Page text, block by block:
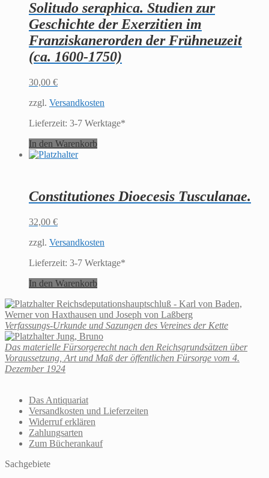
Solitudo seraphica. Studien zur
Geschichte der Exerzitien im
Franziskanerorden der Frühneuzeit
(ca. 1600-1750)
30,00 €
zzgl. Versandkosten
Lieferzeit: 3-7 Werktage*
In den Warenkorb
Constitutiones Dioecesis Tusculanae.
32,00 €
zzgl. Versandkosten
Lieferzeit: 3-7 Werktage*
In den Warenkorb
Reichsdeputationshauptschluß - Karl von Baden,
Werner von Haxthausen und Joseph von Laßberg
Verfassungs-Urkunde und Sazungen des Vereines der Kette
Jung, Bruno
Das materielle Fürsorgerecht nach den Reichsgrundsätzen über
Voraussetzung, Art und Maß der öffentlichen Fürsorge vom 4.
Dezember 1924
Das Antiquariat
Versandkosten und Lieferzeiten
Widerruf erklären
Zahlungsarten
Zum Bücherankauf
Sachgebiete